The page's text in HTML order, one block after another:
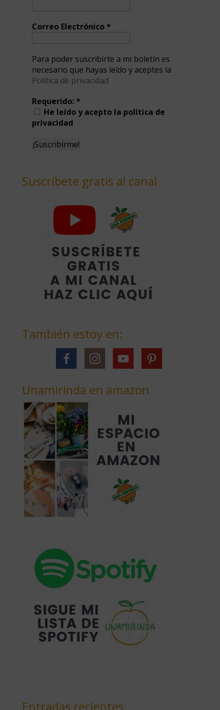
Correo Electrónico*
Para poder suscribirte a mi boletín es
necesario que hayas leído y aceptes la
Política de privacidad
Requerido:*
He leído y acepto la política de
privacidad
Suscríbete gratis al canal
También estoy en:
Unamirinda en amazon
Entradas recientes